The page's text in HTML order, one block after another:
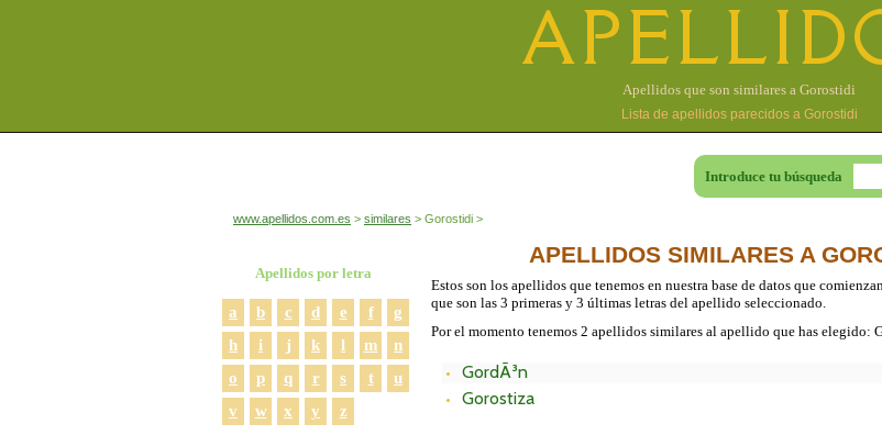
Apellidos que son similares a Gorostidi
Lista de apellidos parecidos a Gorostidi
Introduce tu búsqueda
www.apellidos.com.es similares Gorostidi
APELLIDOS SIMILARES A
Estos son los apellidos que tenemos en nuestra base de datos que
que son las 3 primeras y 3 últimas letras del apellido seleccionado.
Por el momento tenemos 2 apellidos similares al apellido que has elegido:
GordÃ³n
Gorostiza
Apellidos por letra
a b c d e f
g
h
i j k l m
n
o
p q r s t
u
v
w x y z